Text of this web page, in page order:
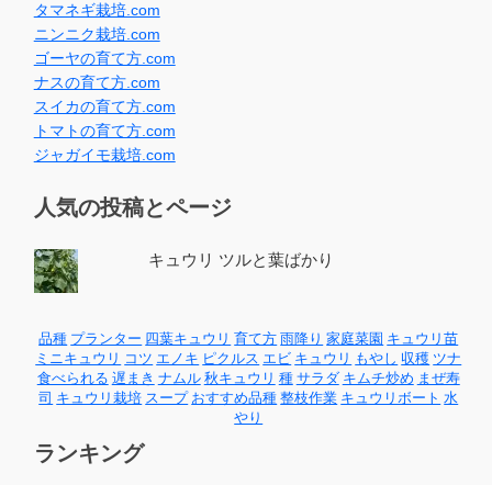
タマネギ栽培.com
ニンニク栽培.com
ゴーヤの育て方.com
ナスの育て方.com
スイカの育て方.com
トマトの育て方.com
ジャガイモ栽培.com
人気の投稿とページ
キュウリ ツルと葉ばかり
品種 プランター 四葉キュウリ 育て方 雨降り 家庭菜園 キュウリ苗
ミニキュウリ コツ エノキ ピクルス エビ キュウリ もやし 収穫 ツナ
食べられる 遅まき ナムル 秋キュウリ 種 サラダ キムチ炒め まぜ寿
司 キュウリ栽培 スープ おすすめ品種 整枝作業 キュウリボート 水
やり
ランキング